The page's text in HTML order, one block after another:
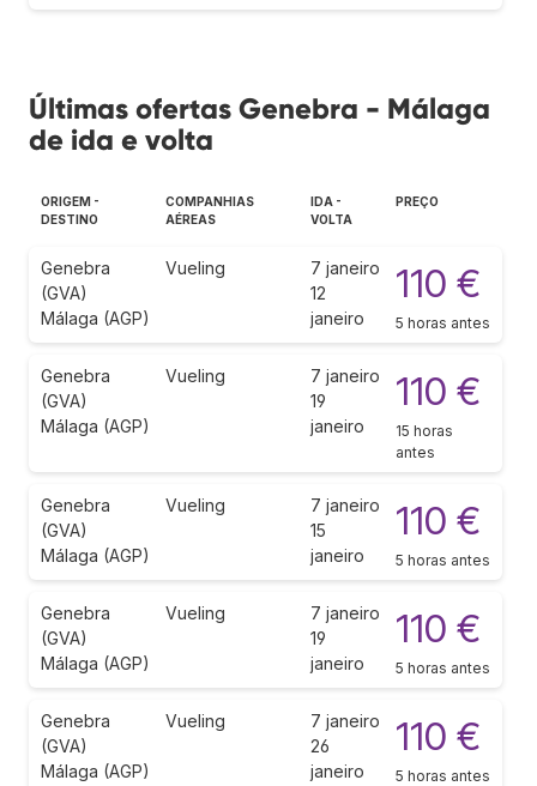
Últimas ofertas Genebra - Málaga
de ida e volta
ORIGEM -
DESTINO
COMPANHIAS
AÉREAS
IDA -
VOLTA
PREÇO
Genebra
(GVA)
Málaga (AGP)
Vueling
7 janeiro
12
janeiro
110 €
5 horas antes
Genebra
(GVA)
Málaga (AGP)
Vueling
7 janeiro
19
janeiro
110 €
15 horas
antes
Genebra
(GVA)
Málaga (AGP)
Vueling
7 janeiro
15
janeiro
110 €
5 horas antes
Genebra
(GVA)
Málaga (AGP)
Vueling
7 janeiro
19
janeiro
110 €
5 horas antes
Genebra
(GVA)
Málaga (AGP)
Vueling
7 janeiro
26
janeiro
110 €
5 horas antes